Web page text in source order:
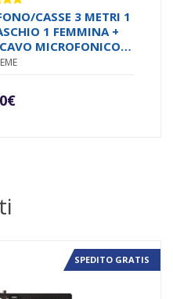
5
CASSE 3 METRI 1
1 FEMMINA +
MICROFONICO
METALLO
€
SPEDITO GRATIS